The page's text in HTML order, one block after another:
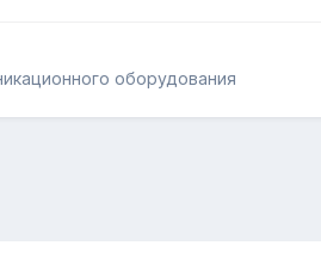
оборудования